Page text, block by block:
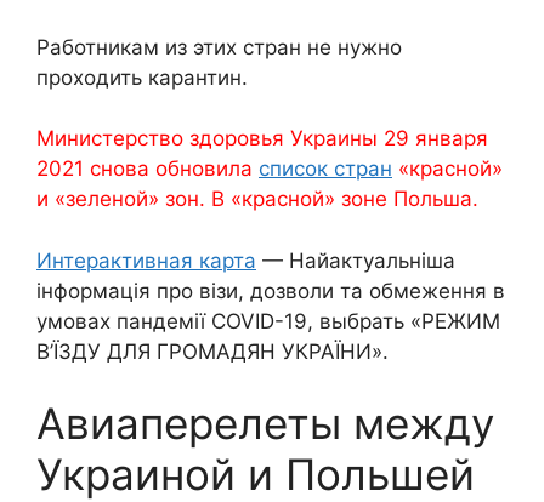
Работникам из этих стран не нужно
проходить карантин.
Министерство здоровья Украины 29 января
2021 снова обновила список стран «красной»
и «зеленой» зон. В «красной» зоне Польша.
Интерактивная карта — Найактуальніша
інформація про візи, дозволи та обмеження в
умовах пандемії COVID-19, выбрать «РЕЖИМ
В’ЇЗДУ ДЛЯ ГРОМАДЯН УКРАЇНИ».
Авиаперелеты между
Украиной и Польшей